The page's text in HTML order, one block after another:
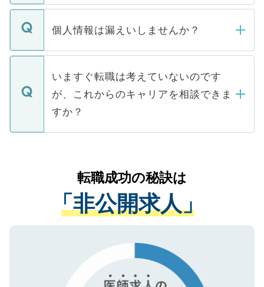
ません。
■応募殺到を避けるため 人気のある医療機
関を公にしてしまうと、応募が殺到する場
に、医療機関が求める条件に合った人材の
みを人材紹介会社に依頼するケースが増え
ています。
転職・入職を強要することは一切ありませ
ん。また、仮に応募先から内定をいただい
定を承諾する必要はありません。内定先へ
の辞退の連絡はキャリアパートナーが行い
ますので、ご安心ください。
個人情報は漏えいしませんか？
個人情報が漏えいすることはありませんの
で、ご安心ください。当サイトからの登録
などで収集したご登録者様の個人情報は、
ご本人のキャリアアップおよび転職活動の
支援を目的に使用いたします。お預かりし
ているすべての個人データはご本人の許可
は、個人情報の取り扱いについての厳密な
管理基準を満たした事業者のみに付与され
る、プライバシーマークを取得済みです。
ご登録いただいた個人情報は、SSL（デー
で、機密保持に関してもご安心ください。
いますぐ転職は考えていないのです
が、これからのキャリアを相談できま
すか？
かがいして、現在の医療機関の状況や紹介
経験をまじえながら、適切なアドバイスを
させていただきます。すぐにご転職をされ
ない方には、長期的なサポートが可能です
ので、まずはご登録ください。
転職成功の秘訣は
「非公開求人」